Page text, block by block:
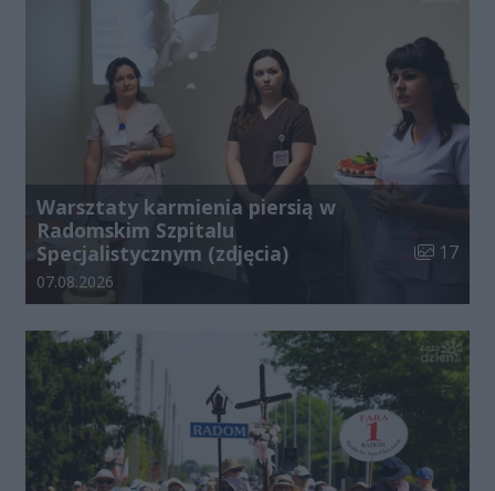
Warsztaty karmienia piersią w
Radomskim Szpitalu
Specjalistycznym (zdjęcia)
Liczba
17
Data dodania galerii:
07.08.2026